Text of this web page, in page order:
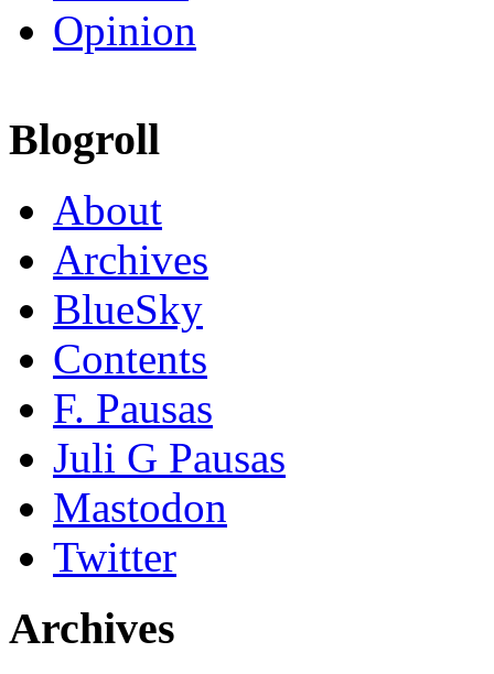
Opinion
Blogroll
About
Archives
BlueSky
Contents
F. Pausas
Juli G Pausas
Mastodon
Twitter
Archives